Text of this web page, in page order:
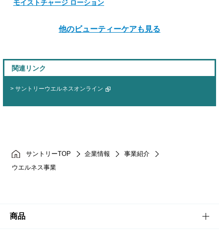
サントリーTOP 企業情報
事業紹介
ウエルネス事業
モイストチャージ ローション
他のビューティーケアも見る
関連リンク
サントリーウエルネスオンライン
商品